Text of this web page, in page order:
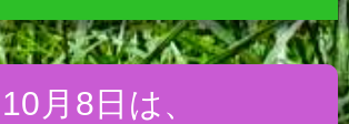
10月8日は、